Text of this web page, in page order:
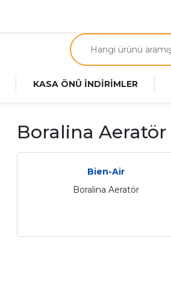
KASA ÖNÜ İNDİRİMLER
Boralina Aeratör
Bien-Air
Boralina Aeratör